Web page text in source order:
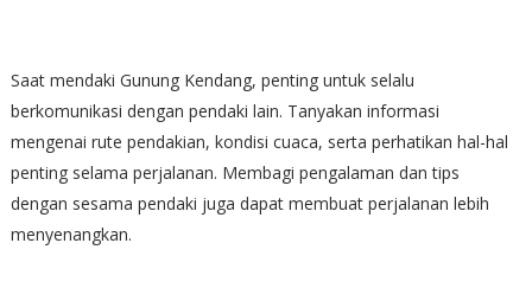
Saat mendaki Gunung Kendang, penting untuk selalu
berkomunikasi dengan pendaki lain. Tanyakan informasi
mengenai rute pendakian, kondisi cuaca, serta perhatikan hal-hal
penting selama perjalanan. Membagi pengalaman dan tips
dengan sesama pendaki juga dapat membuat perjalanan lebih
menyenangkan.